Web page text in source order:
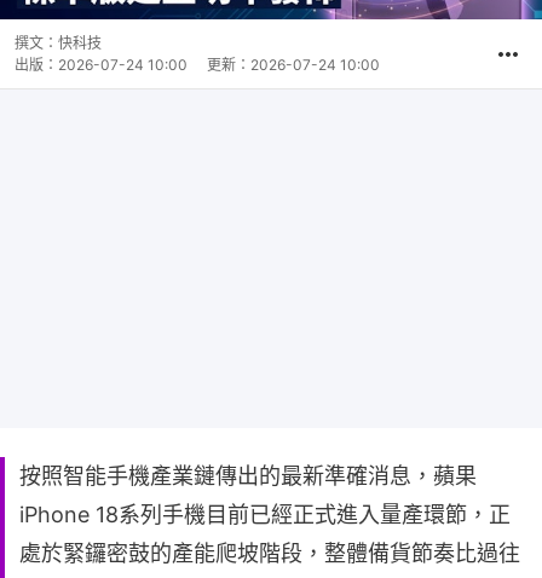
撰文： 快科技
出版： 2026-07-24 10:00 更新： 2026-07-24 10:00
按照智能手機產業鏈傳出的最新準確消息，蘋果
iPhone 18系列手機目前已經正式進入量產環節，正
處於緊鑼密鼓的產能爬坡階段，整體備貨節奏比過往